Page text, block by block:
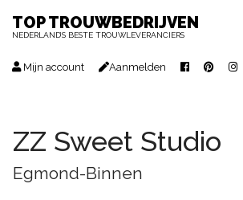
TOP TROUWBEDRIJVEN
NEDERLAND’S BESTE TROUWLEVERANCIERS
Mijn account Aanmelden
ZZ Sweet Studio
Egmond-Binnen